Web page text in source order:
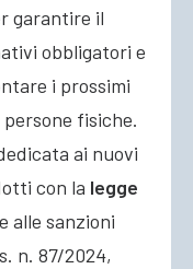
garantire il
obbligatori e
i prossimi
fisiche.
ai nuovi
con la legge
alle sanzioni
n. 87/2024,